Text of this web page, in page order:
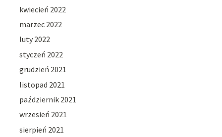
kwiecień 2022
marzec 2022
luty 2022
styczeń 2022
grudzień 2021
listopad 2021
październik 2021
wrzesień 2021
sierpień 2021